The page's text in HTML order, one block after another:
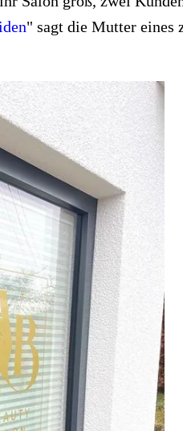
" sagt die Mutter eines